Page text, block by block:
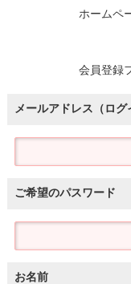
ホームペ
会員登録
メールアドレス（ログ
ご希望のパスワード
お名前